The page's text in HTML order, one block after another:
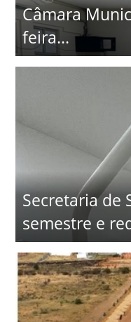
Câmara
feira...
Secretaria de
semestre e